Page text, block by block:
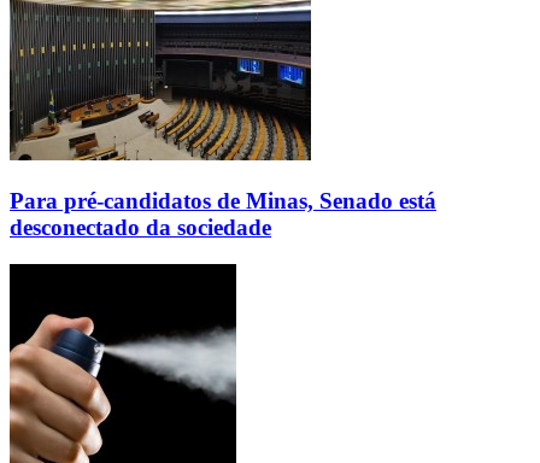
Para pré-candidatos de Minas, Senado está
desconectado da sociedade